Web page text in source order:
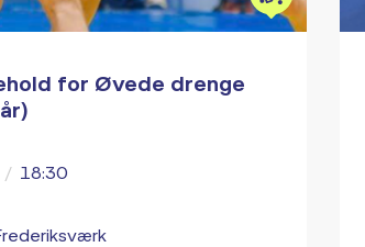
for Øvede drenge
/ 18:30